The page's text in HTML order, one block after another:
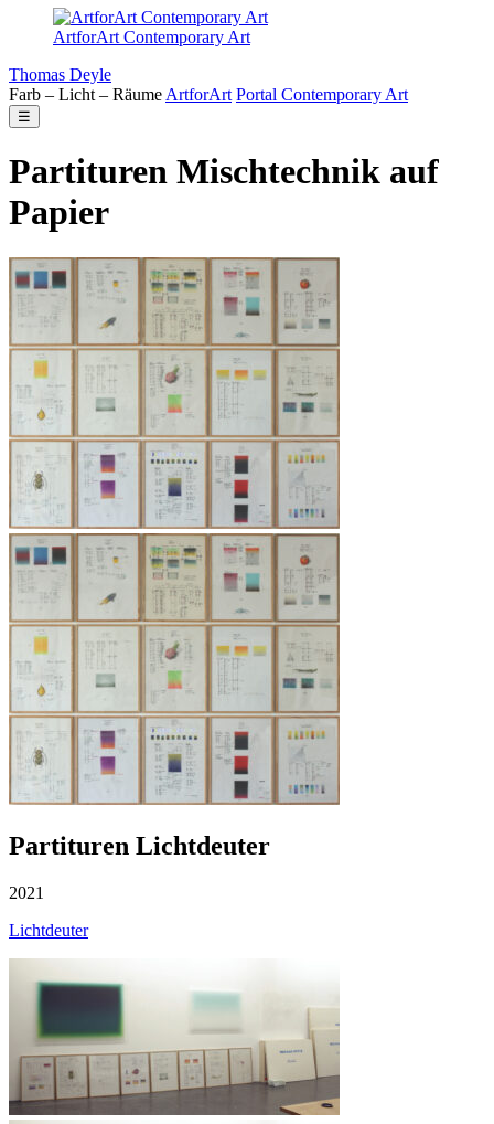
ArtforArt Contemporary Art
Thomas Deyle
Farb – Licht – Räume ArtforArt Portal Contemporary Art
☰
Partituren Mischtechnik auf
Papier
Partituren Lichtdeuter
2021
Lichtdeuter